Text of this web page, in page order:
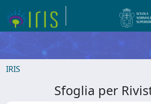
IRIS
Sfoglia per